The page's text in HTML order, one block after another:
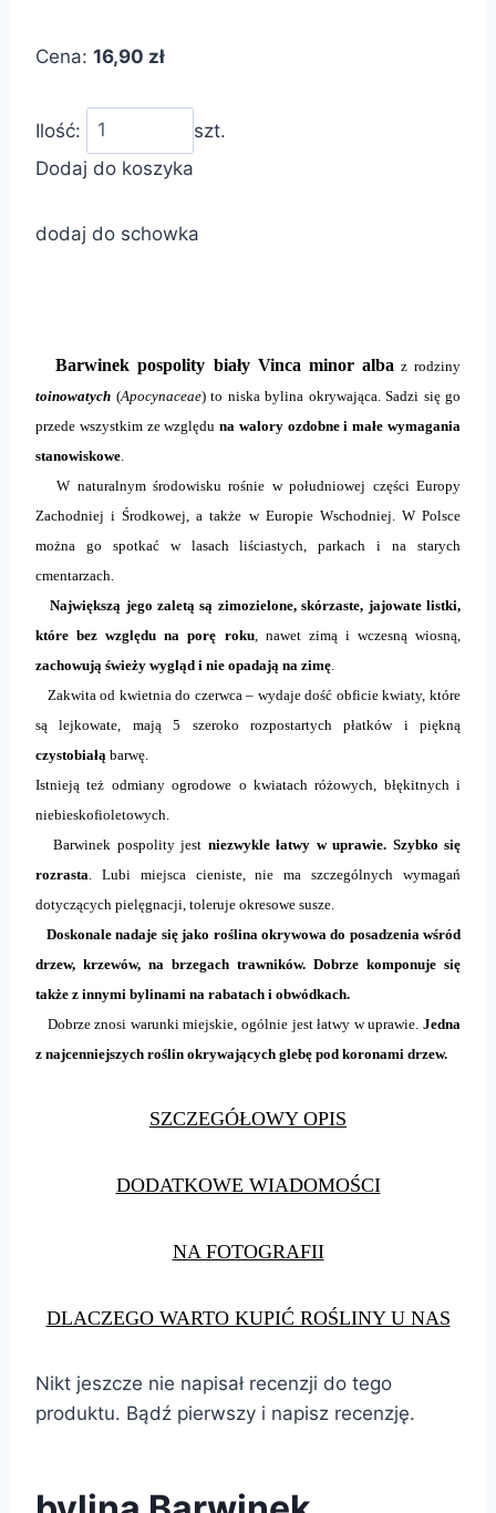
Cena: 16,90 zł
Ilość:
szt.
Dodaj do koszyka
dodaj do schowka
Barwinek pospolity biały Vinca minor albaz rodziny
toinowatych (Apocynaceae) to niska bylina okrywająca. Sadzi się go
przede wszystkim ze względuna walory ozdobne i małe wymagania
stanowiskowe.
W naturalnym środowisku rośnie w południowej części Europy
Zachodniej i Środkowej, a także w Europie Wschodniej. W Polsce
można go spotkać w lasach liściastych, parkach i na starych
cmentarzach.
Największą jego zaletą są zimozielone, skórzaste, jajowate listki,
które bez względu na porę roku, nawet zimą i wczesną wiosną,
zachowują świeży wygląd i nie opadają na zimę.
Zakwita od kwietnia do czerwca – wydaje dość obficie kwiaty, które
są lejkowate, mają 5 szeroko rozpostartych płatków i piękną
czystobiałą barwę.
Istnieją też odmiany ogrodowe o kwiatach różowych, błękitnych i
niebieskofioletowych.
Barwinek pospolity jest niezwykle łatwy w uprawie. Szybko się
rozrasta. Lubi miejsca cieniste, nie ma szczególnych wymagań
dotyczących pielęgnacji, toleruje okresowe susze.
Doskonale nadaje się jako roślina okrywowa do posadzenia wśród
drzew, krzewów, na brzegach trawników. Dobrze komponuje się
także z innymi bylinami na rabatach i obwódkach.
Dobrze znosi warunki miejskie, ogólnie jest łatwy w uprawie. Jedna
z najcenniejszych roślin okrywających glebę pod koronami drzew.
SZCZEGÓŁOWY OPIS
DODATKOWE WIADOMOŚCI
NA FOTOGRAFII
DLACZEGO WARTO KUPIĆ ROŚLINY U NAS
Nikt jeszcze nie napisał recenzji do tego
produktu. Bądź pierwszy i napisz recenzję.